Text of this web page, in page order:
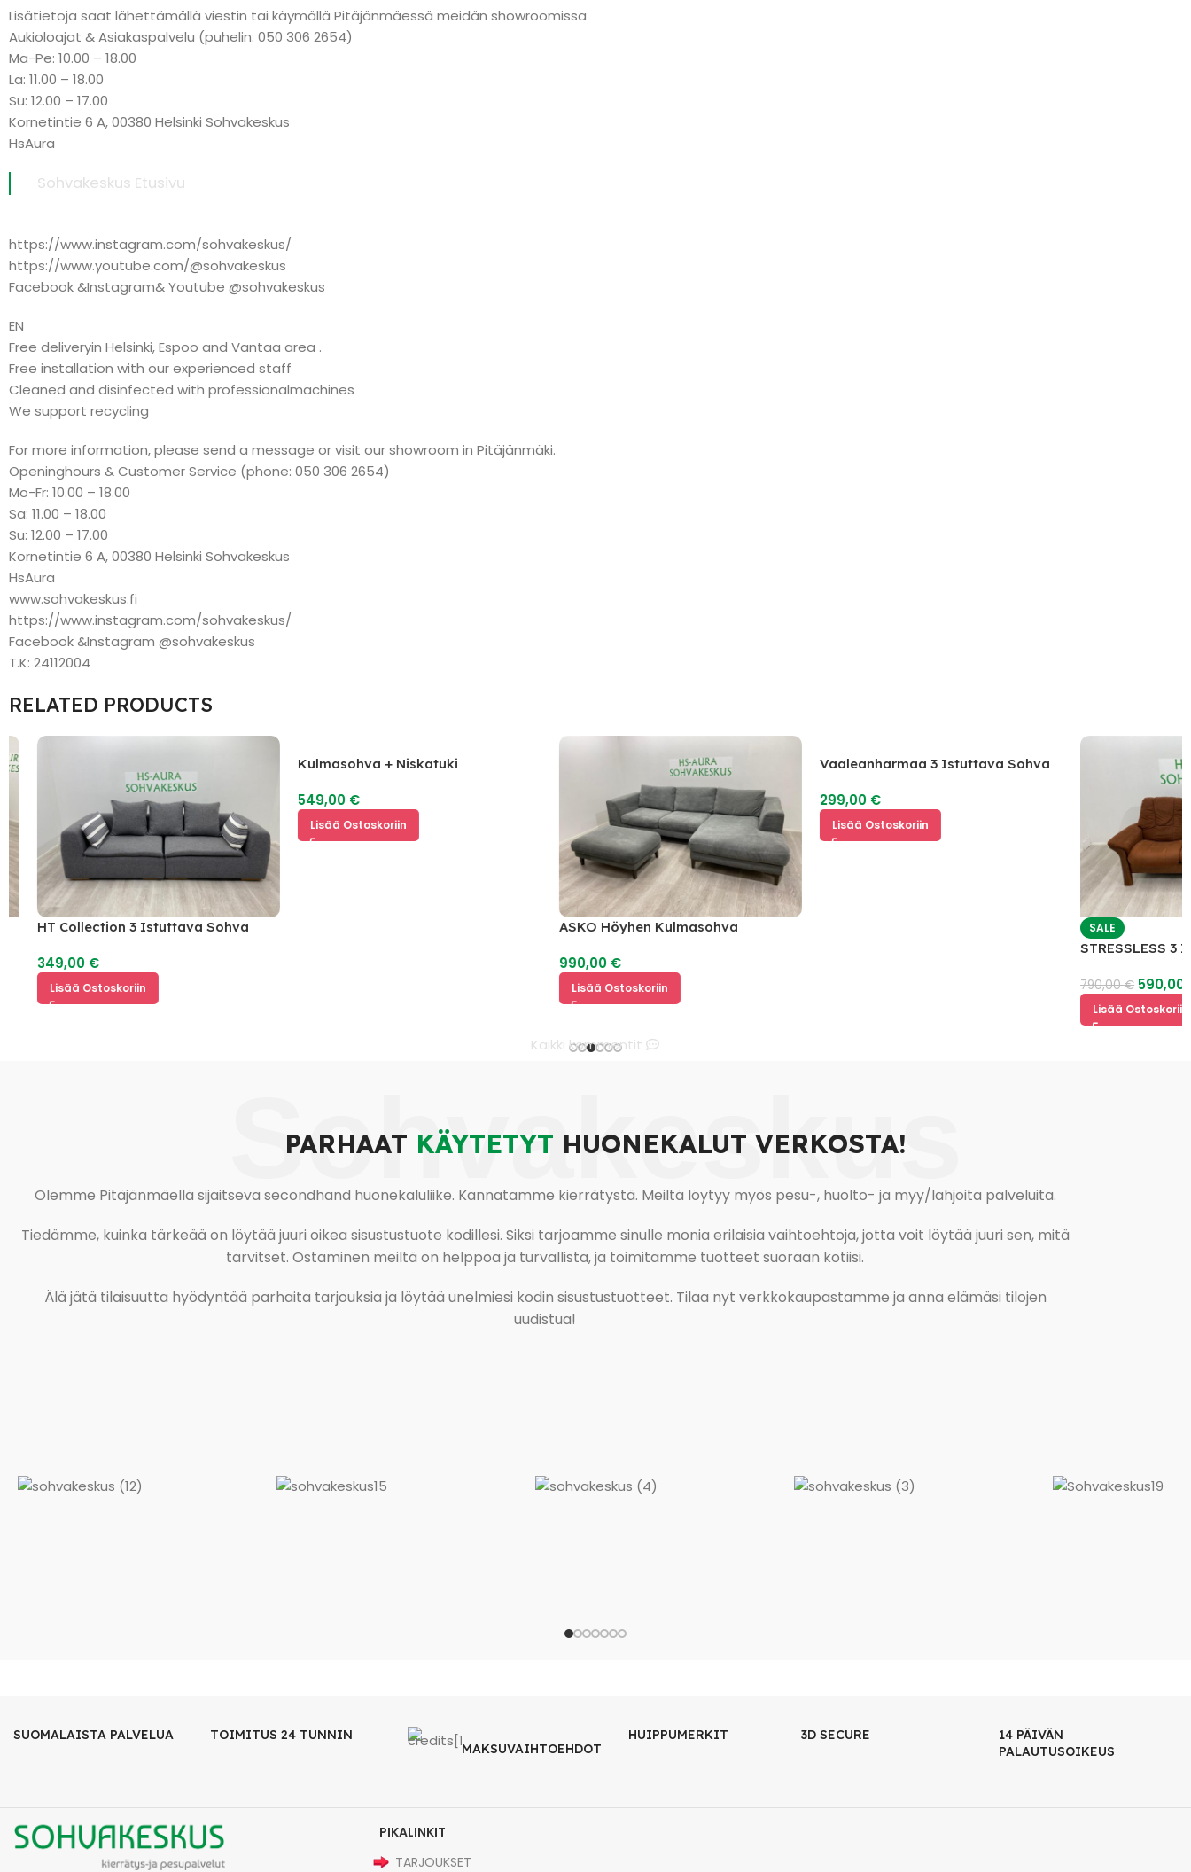
Lisätietoja saat lähettämällä viestin tai käymällä Pitäjänmäessä meidän showroomissa
Aukioloajat & Asiakaspalvelu (puhelin: 050 306 2654)
Ma-Pe: 10.00 – 18.00
La: 11.00 – 18.00
Su: 12.00 – 17.00
Kornetintie 6 A, 00380 Helsinki Sohvakeskus
HsAura
Sohvakeskus Etusivu
https://www.instagram.com/sohvakeskus/
https://www.youtube.com/@sohvakeskus
Facebook &Instagram& Youtube @sohvakeskus
EN
Free deliveryin Helsinki, Espoo and Vantaa area .
Free installation with our experienced staff
Cleaned and disinfected with professionalmachines
We support recycling
For more information, please send a message or visit our showroom in Pitäjänmäki.
Openinghours & Customer Service (phone: 050 306 2654)
Mo-Fr: 10.00 – 18.00
Sa: 11.00 – 18.00
Su: 12.00 – 17.00
Kornetintie 6 A, 00380 Helsinki Sohvakeskus
HsAura
www.sohvakeskus.fi
https://www.instagram.com/sohvakeskus/
Facebook &Instagram @sohvakeskus
T.K: 24112004
RELATED PRODUCTS
HT Collection 3 Istuttava Sohva
349,00€
Lisää Ostoskoriin
Kulmasohva + Niskatuki
549,00€
Lisää Ostoskoriin
ASKO Höyhen Kulmasohva
990,00€
Lisää Ostoskoriin
Vaaleanharmaa 3 Istuttava Sohva
299,00€
Lisää Ostoskoriin
SALE
STRESSLESS 3
790,00€ 590,00€
Lisää Ostoskoriin
Kaikki kommentit
Sohvakeskus
PARHAAT KÄYTETYT HUONEKALUT VERKOSTA!
Olemme Pitäjänmäellä sijaitseva secondhand huonekaluliike. Kannatamme kierrätystä. Meiltä löytyy myös pesu-, huolto- ja myy/lahjoita palveluita.
Tiedämme, kuinka tärkeää on löytää juuri oikea sisustustuote kodillesi. Siksi tarjoamme sinulle monia erilaisia vaihtoehtoja, jotta voit löytää juuri sen, mitä
tarvitset. Ostaminen meiltä on helppoa ja turvallista, ja toimitamme tuotteet suoraan kotiisi.
Älä jätä tilaisuutta hyödyntää parhaita tarjouksia ja löytää unelmiesi kodin sisustustuotteet. Tilaa nyt verkkokaupastamme ja anna elämäsi tilojen
uudistua!
SUOMALAISTA PALVELUA
TOIMITUS 24 TUNNIN
MAKSUVAIHTOEHDOT
HUIPPUMERKIT 3D SECURE
14 PÄIVÄN
PALAUTUSOIKEUS
PIKALINKIT
TARJOUKSET